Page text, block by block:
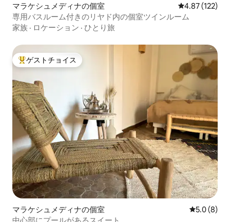
マラケシュメディナの個室 レビュー122
4.87 (122)
専用バスルーム付きのリヤド内の個室ツインルーム
家族 · ロケーション · ひとり旅
大好評のゲストチョイスです。
ゲストチョイス
マラケシュメディナの個室 レビュー8
5.0 (8)